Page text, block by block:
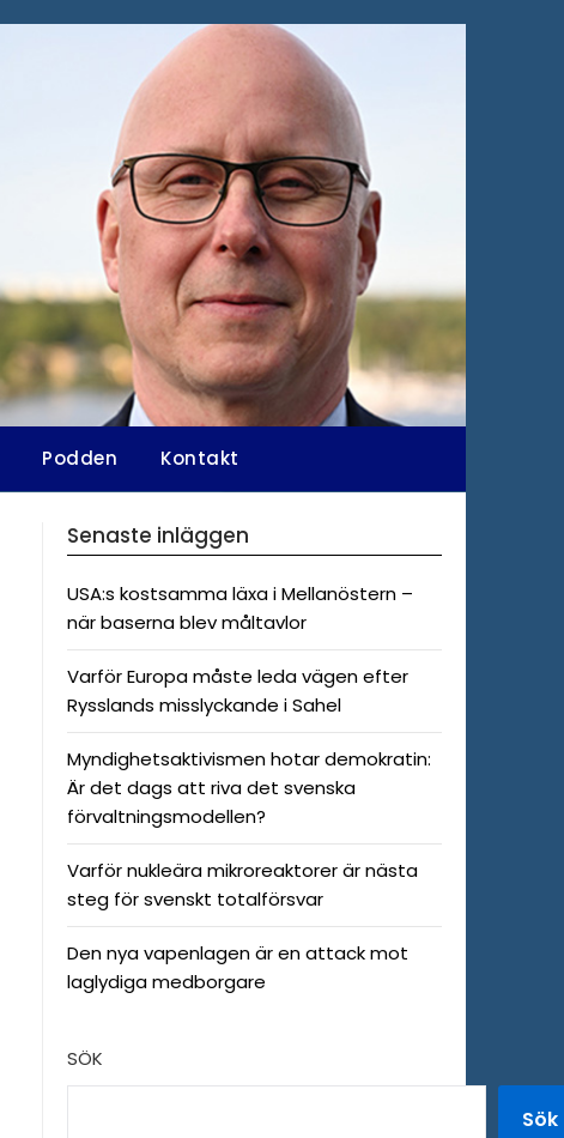
Podden Kontakt
Senaste inläggen
USA:s kostsamma läxa i Mellanöstern –
när baserna blev måltavlor
Varför Europa måste leda vägen efter
Rysslands misslyckande i Sahel
Myndighetsaktivismen hotar demokratin:
Är det dags att riva det svenska
förvaltningsmodellen?
Varför nukleära mikroreaktorer är nästa
steg för svenskt totalförsvar
Den nya vapenlagen är en attack mot
laglydiga medborgare
SÖK
Sök